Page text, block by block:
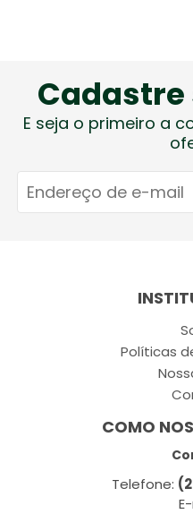
E seja o primeiro a
Políticas
COMO
Telefone: